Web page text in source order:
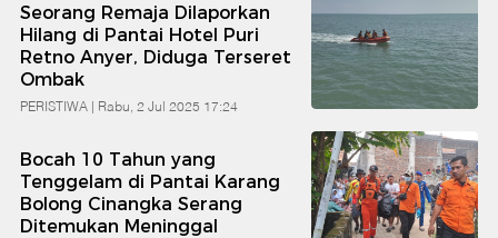
Babe
Banten
Seorang Remaja Dilaporkan
Hilang di Pantai Hotel Puri
Retno Anyer, Diduga Terseret
Ombak
PERISTIWA | Rabu, 2 Jul 2025 17:24
Bocah 10 Tahun yang
Tenggelam di Pantai Karang
Bolong Cinangka Serang
Ditemukan Meninggal